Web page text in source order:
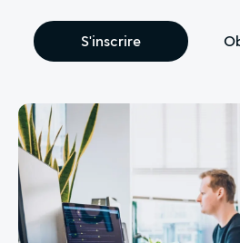
S'inscrire